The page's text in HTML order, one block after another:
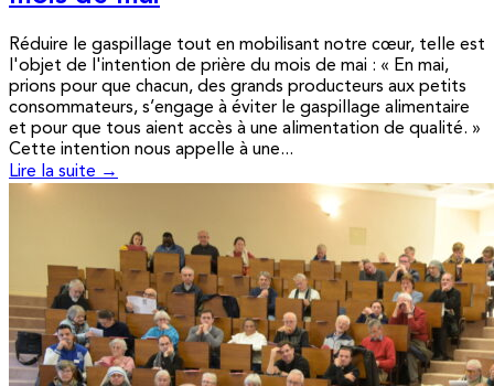
Réduire le gaspillage tout en mobilisant notre cœur, telle est
l'objet de l'intention de prière du mois de mai : « En mai,
prions pour que chacun, des grands producteurs aux petits
consommateurs, s’engage à éviter le gaspillage alimentaire
et pour que tous aient accès à une alimentation de qualité. »
Cette intention nous appelle à une...
Lire la suite →